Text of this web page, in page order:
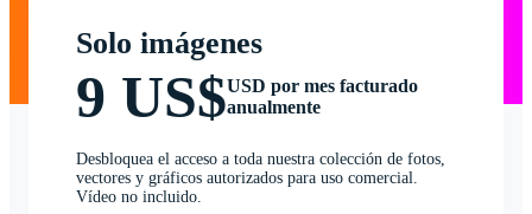
Solo imágenes
9 US$USD por mes facturado
anualmente
Desbloquea el acceso a toda nuestra colección de fotos,
vectores y gráficos autorizados para uso comercial.
Vídeo no incluido.